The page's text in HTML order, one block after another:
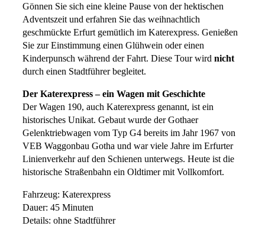
Gönnen Sie sich eine kleine Pause von der hektischen
Adventszeit und erfahren Sie das weihnachtlich
geschmückte Erfurt gemütlich im Katerexpress. Genießen
Sie zur Einstimmung einen Glühwein oder einen
Kinderpunsch während der Fahrt. Diese Tour wird nicht
durch einen Stadtführer begleitet.
Der Katerexpress – ein Wagen mit Geschichte
Der Wagen 190, auch Katerexpress genannt, ist ein
historisches Unikat. Gebaut wurde der Gothaer
Gelenktriebwagen vom Typ G4 bereits im Jahr 1967 von
VEB Waggonbau Gotha und war viele Jahre im Erfurter
Linienverkehr auf den Schienen unterwegs. Heute ist die
historische Straßenbahn ein Oldtimer mit Vollkomfort.
Fahrzeug: Katerexpress
Dauer: 45 Minuten
Details: ohne Stadtführer